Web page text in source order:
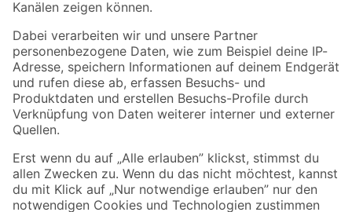
Folge uns
Zahlungsarten Versandarten
Sicher einkaufen
Jetzt die toom-App herunterladen